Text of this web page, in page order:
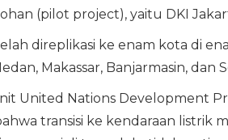
(pilot project), yaitu DKI
direplikasi ke enam kota di
Makassar, Banjarmasin, dan
United Nations Development
transisi ke kendaraan listrik